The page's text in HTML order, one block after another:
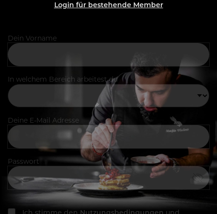
Login für bestehende Member
Dein Vorname
In welchem Bereich arbeitest du
Deine E-Mail Adresse
Passwort